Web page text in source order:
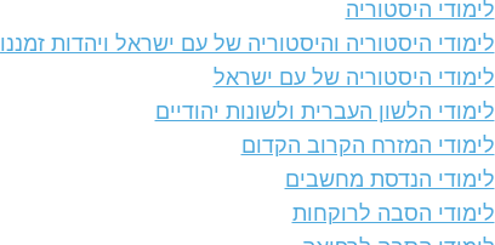
לימודי היסטוריה
לימודי היסטוריה והיסטוריה של עם ישראל ויהדות זמננו
לימודי היסטוריה של עם ישראל
לימודי הלשון העברית ולשונות יהודיים
לימודי המזרח הקרוב הקדום
לימודי הנדסת מחשבים
לימודי הסבה לרוקחות